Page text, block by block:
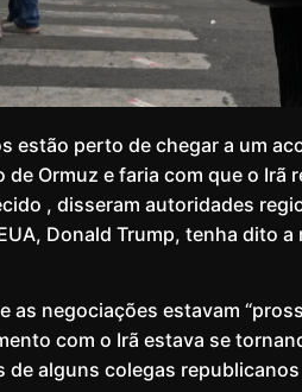
estão perto de chegar a um
de Ormuz e faria com que o Irã
, disseram autoridades
Donald Trump, tenha dito
as negociações estavam
com o Irã estava se
de alguns colegas